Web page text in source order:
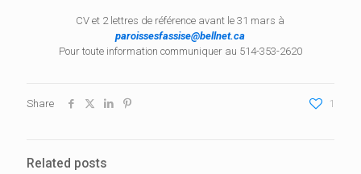
CV et 2 lettres de référence avant le 31 mars à
paroissesfassise@bellnet.ca
Pour toute information communiquer au 514-353-2620
Share 1
Related posts